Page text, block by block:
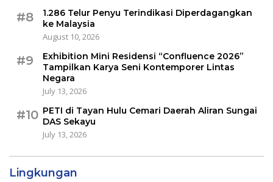
#8
1.286 Telur Penyu Terindikasi Diperdagangkan
ke Malaysia
August 10, 2026
#9
Exhibition Mini Residensi “Confluence 2026”
Tampilkan Karya Seni Kontemporer Lintas
Negara
July 13, 2026
#10 PETI di Tayan Hulu Cemari Daerah Aliran Sungai
DAS Sekayu
July 13, 2026
Lingkungan